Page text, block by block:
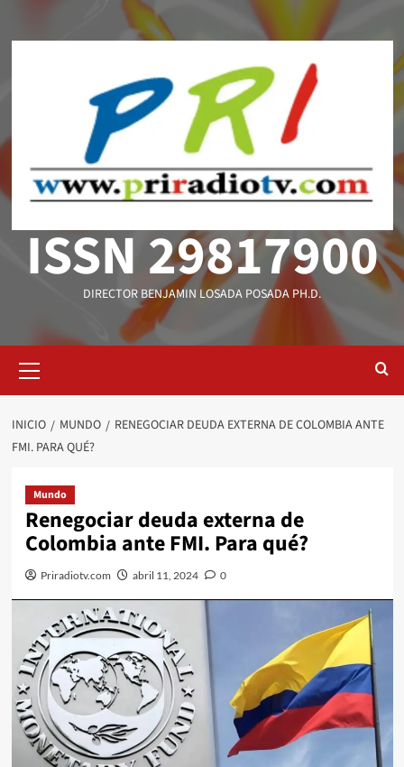
ISSN 29817900
DIRECTOR BENJAMIN LOSADA POSADA PH.D.
primario
INICIO MUNDO
RENEGOCIAR DEUDA EXTERNA DE COLOMBIA ANTE
FMI. PARA QUÉ?
Mundo
Renegociar deuda externa de
Colombia ante FMI. Para qué?
Priradiotv.com abril 11, 2024 0